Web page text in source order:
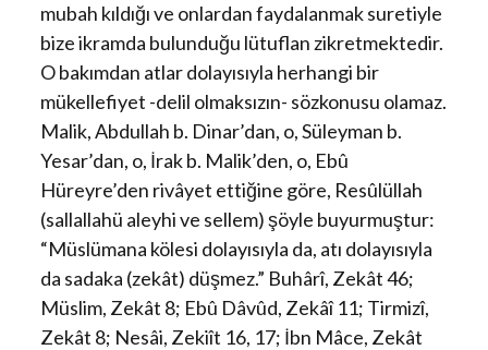
mubah kıldığı ve onlardan faydalanmak suretiyle
bize ikramda bulunduğu lütuflan zikretmektedir.
O bakımdan atlar dolayısıyla herhangi bir
mükellefiyet -delil olmaksızın- sözkonusu olamaz.
Malik, Abdullah b. Dinar’dan, o, Süleyman b.
Yesar’dan, o, İrak b. Malik’den, o, Ebû
Hüreyre’den rivâyet ettiğine göre, Resûlüllah
(sallallahü aleyhi ve sellem) şöyle buyurmuştur:
“Müslümana kölesi dolayısıyla da, atı dolayısıyla
da sadaka (zekât) düşmez.” Buhârî, Zekât 46;
Müslim, Zekât 8; Ebû Dâvûd, Zekâî 11; Tirmizî,
Zekât 8; Nesâi, Zekiît 16, 17; İbn Mâce, Zekât